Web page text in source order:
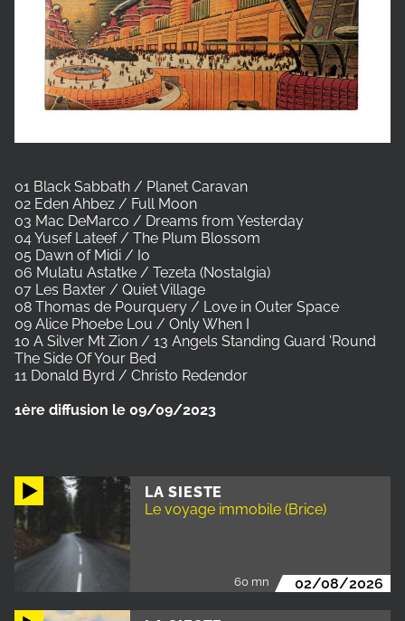
LA SIESTE
Le voyage immobile (Brice)
60 mn 02/08/2026
01 Black Sabbath / Planet Caravan
02 Eden Ahbez / Full Moon
03 Mac DeMarco / Dreams from Yesterday
04 Yusef Lateef / The Plum Blossom
05 Dawn of Midi / Io
06 Mulatu Astatke / Tezeta (Nostalgia)
07 Les Baxter / Quiet Village
08 Thomas de Pourquery / Love in Outer Space
09 Alice Phoebe Lou / Only When I
10 A Silver Mt Zion / 13 Angels Standing Guard 'Round
The Side Of Your Bed
11 Donald Byrd / Christo Redendor
1ère diffusion le 09/09/2023